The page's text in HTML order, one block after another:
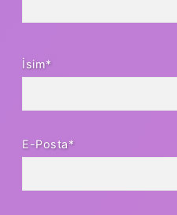
İsim*
E-Posta*